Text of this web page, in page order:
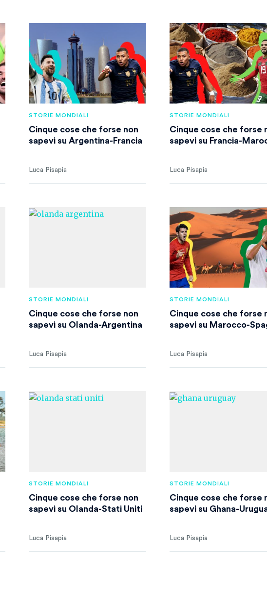
STORIE MONDIALI
Cinque cose che forse non
sapevi su Argentina-Francia
Luca Pisapia
STORIE MONDIALI
Cinque cose che forse
sapevi su Francia-
Luca Pisapia
STORIE MONDIALI
Cinque cose che forse non
sapevi su Olanda-Argentina
Luca Pisapia
STORIE MONDIALI
Cinque cose che forse
sapevi su Marocco-
Luca Pisapia
STORIE MONDIALI
Cinque cose che forse non
sapevi su Olanda-Stati Uniti
Luca Pisapia
STORIE MONDIALI
Cinque cose che forse
sapevi su Ghana-
Luca Pisapia